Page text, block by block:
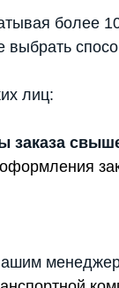
более
лиц:
заказа